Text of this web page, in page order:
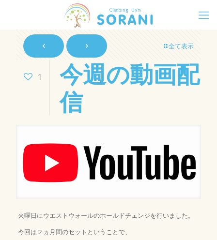
全て表示
1
今週の動画配
信
火曜日にウエストウォールのホールドチェンジを行いました。
今回は２ヵ月間のセットということで、